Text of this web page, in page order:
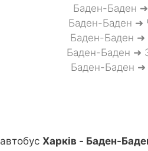
Баден-Баден
Баден-Баден ➜
Баден-Баден ➜
Баден-Баден ➜
Баден-Баден ➜
автобус Харків - Баден-